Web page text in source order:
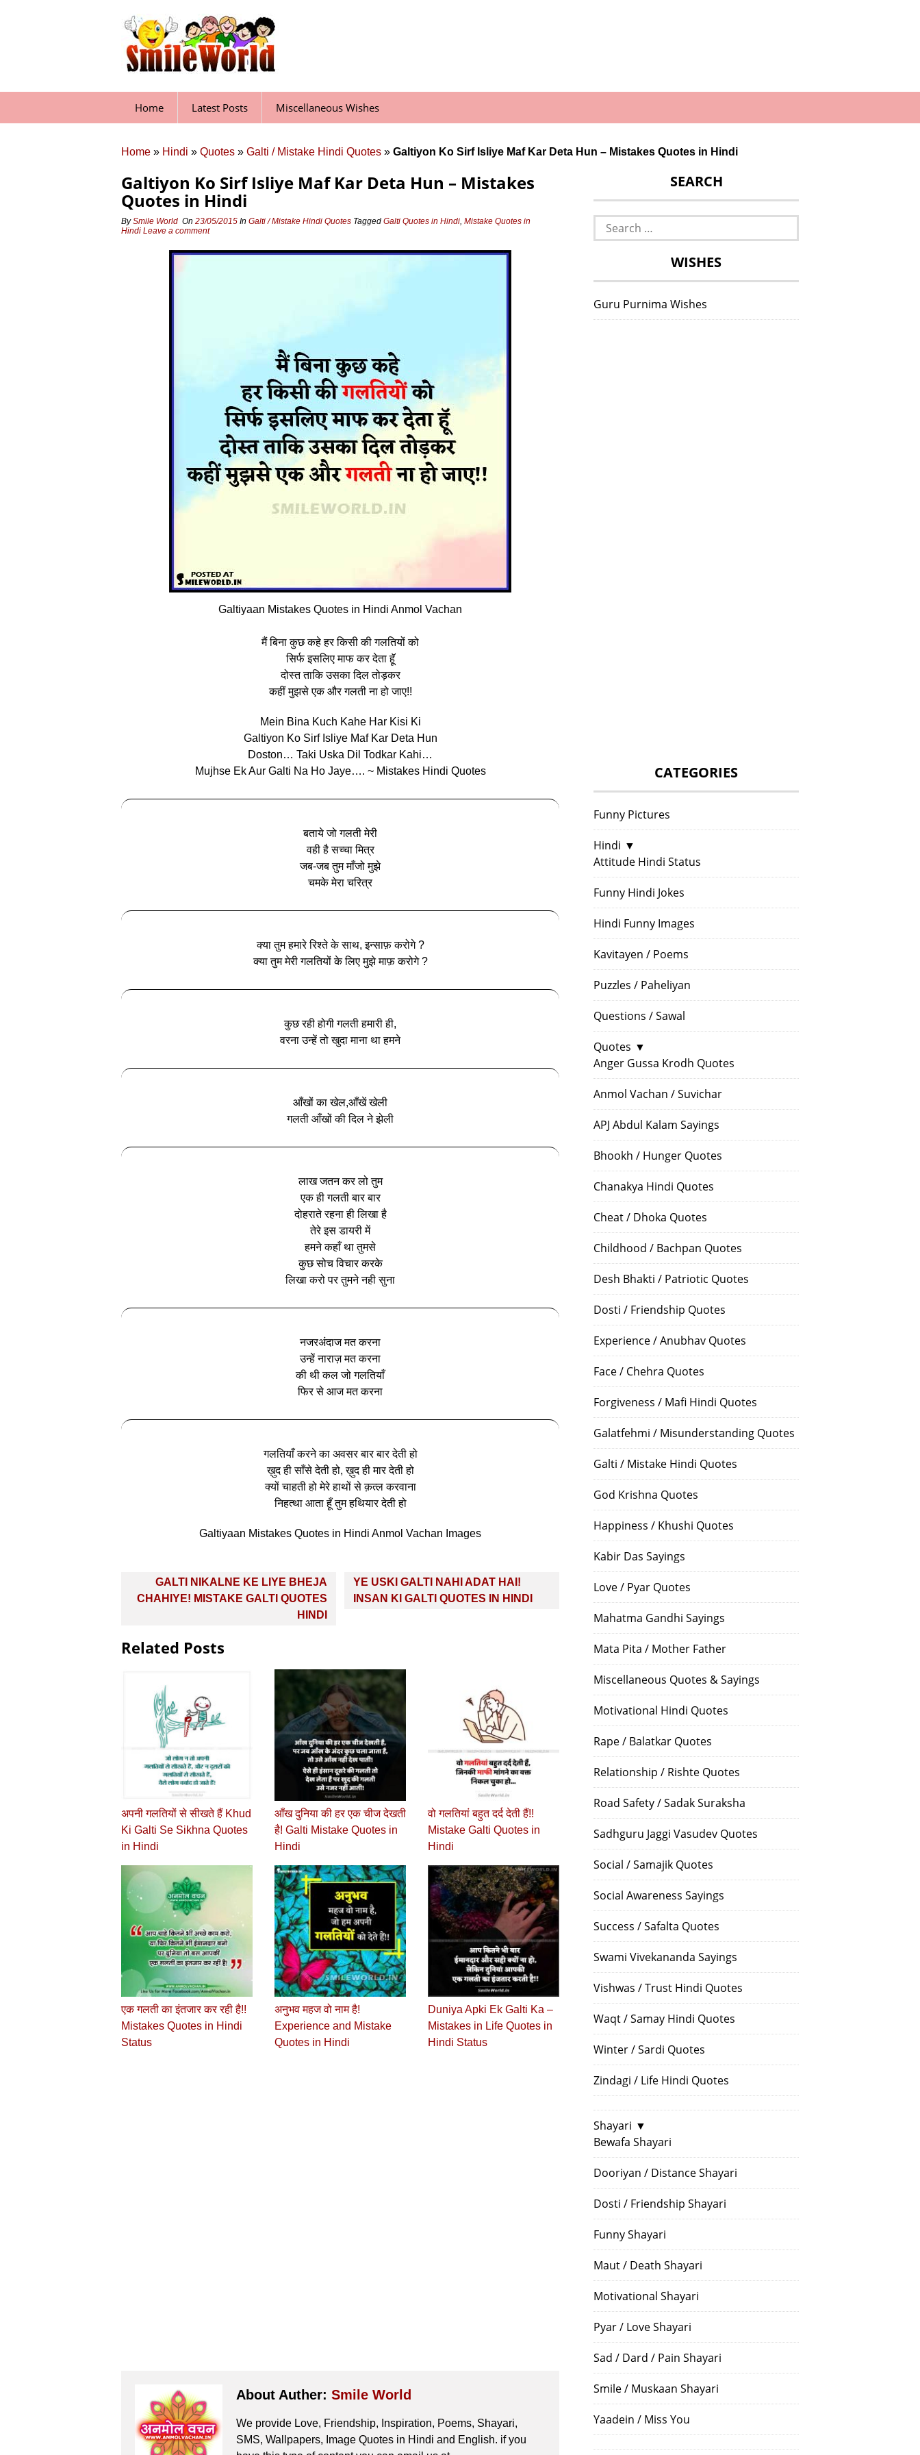
Home Latest Posts Miscellaneous Wishes
Home » Hindi » Quotes » Galti / Mistake Hindi Quotes » Galtiyon Ko Sirf Isliye Maf Kar Deta Hun – Mistakes Quotes in Hindi
Galtiyon Ko Sirf Isliye Maf Kar Deta Hun – Mistakes
Quotes in Hindi
BySmile World On 23/05/2015 In Galti / Mistake Hindi Quotes Tagged Galti Quotes in Hindi, Mistake Quotes in
Hindi Leave a comment
Galtiyaan Mistakes Quotes in Hindi Anmol Vachan
मैं बिना कुछ कहे हर किसी की गलतियों को
सिर्फ इसलिए माफ कर देता हॅू
दोस्त ताकि उसका दिल तोड़कर
कहीं मुझसे एक और गलती ना हो जाए!!
Mein Bina Kuch Kahe Har Kisi Ki
Galtiyon Ko Sirf Isliye Maf Kar Deta Hun
Doston… Taki Uska Dil Todkar Kahi…
Mujhse Ek Aur Galti Na Ho Jaye…. ~ Mistakes Hindi Quotes
बताये जो गलती मेरी
वही है सच्चा मित्र
जब-जब तुम माँजो मुझे
चमके मेरा चरित्र
क्या तुम हमारे रिश्ते के साथ, इन्साफ़ करोगे ?
क्या तुम मेरी गलतियों के लिए मुझे माफ़ करोगे ?
कुछ रही होगी गलती हमारी ही,
वरना उन्हें तो खुदा माना था हमने
आँखों का खेल,आँखें खेली
गलती आँखों की दिल ने झेली
लाख जतन कर लो तुम
एक ही गलती बार बार
दोहराते रहना ही लिखा है
तेरे इस डायरी में
हमने कहाँ था तुमसे
कुछ सोच विचार करके
लिखा करो पर तुमने नही सुना
नजरअंदाज मत करना
उन्हें नाराज़ मत करना
की थी कल जो गलतियाँ
फिर से आज मत करना
गलतियाँ करने का अवसर बार बार देती हो
ख़ुद ही साँसे देती हो, ख़ुद ही मार देती हो
क्यों चाहती हो मेरे हाथों से क़त्ल करवाना
निहत्था आता हूँ तुम हथियार देती हो
Galtiyaan Mistakes Quotes in Hindi Anmol Vachan Images
Post
navigation
GALTI NIKALNE KE LIYE BHEJA
CHAHIYE! MISTAKE GALTI QUOTES
HINDI
YE USKI GALTI NAHI ADAT HAI!
INSAN KI GALTI QUOTES IN HINDI
Related Posts
अपनी गलतियों से सीखते हैं Khud
Ki Galti Se Sikhna Quotes
in Hindi
आँख दुनिया की हर एक चीज देखती
है! Galti Mistake Quotes in
Hindi
वो गलतियां बहुत दर्द देती हैं!!
Mistake Galti Quotes in
Hindi
एक गलती का इंतजार कर रही है!!
Mistakes Quotes in Hindi
Status
अनुभव महज वो नाम है!
Experience and Mistake
Quotes in Hindi
Duniya Apki Ek Galti Ka –
Mistakes in Life Quotes in
Hindi Status
About Auther: Smile World
We provide Love, Friendship, Inspiration, Poems, Shayari,
SMS, Wallpapers, Image Quotes in Hindi and English. if you
SEARCH
Search
for:
WISHES
Guru Purnima Wishes
CATEGORIES
Funny Pictures
Hindi ▼
Attitude Hindi Status
Funny Hindi Jokes
Hindi Funny Images
Kavitayen / Poems
Puzzles / Paheliyan
Questions / Sawal
Quotes ▼
Anger Gussa Krodh Quotes
Anmol Vachan / Suvichar
APJ Abdul Kalam Sayings
Bhookh / Hunger Quotes
Chanakya Hindi Quotes
Cheat / Dhoka Quotes
Childhood / Bachpan Quotes
Desh Bhakti / Patriotic Quotes
Dosti / Friendship Quotes
Experience / Anubhav Quotes
Face / Chehra Quotes
Forgiveness / Mafi Hindi Quotes
Galatfehmi / Misunderstanding Quotes
Galti / Mistake Hindi Quotes
God Krishna Quotes
Happiness / Khushi Quotes
Kabir Das Sayings
Love / Pyar Quotes
Mahatma Gandhi Sayings
Mata Pita / Mother Father
Miscellaneous Quotes & Sayings
Motivational Hindi Quotes
Rape / Balatkar Quotes
Relationship / Rishte Quotes
Road Safety / Sadak Suraksha
Sadhguru Jaggi Vasudev Quotes
Social / Samajik Quotes
Social Awareness Sayings
Success / Safalta Quotes
Swami Vivekananda Sayings
Vishwas / Trust Hindi Quotes
Waqt / Samay Hindi Quotes
Winter / Sardi Quotes
Zindagi / Life Hindi Quotes
Shayari ▼
Bewafa Shayari
Dooriyan / Distance Shayari
Dosti / Friendship Shayari
Funny Shayari
Maut / Death Shayari
Motivational Shayari
Pyar / Love Shayari
Sad / Dard / Pain Shayari
Smile / Muskaan Shayari
Yaadein / Miss You